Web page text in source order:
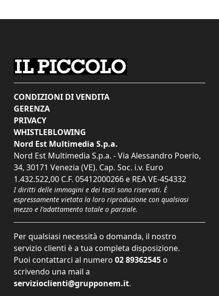
CONDIZIONI DI VENDITA
GERENZA
PRIVACY
WHISTLEBLOWING
Nord Est Multimedia S.p.a.
Nord Est Multimedia S.p.a. - Via Alessandro Poerio,
34, 30171 Venezia (VE). Cap. Soc. i.v. Euro
1.432.522,00 C.F. 05412000266 e REA VE-454332
I diritti delle immagini e dei testi sono riservati. È
espressamente vietata la loro riproduzione con qualsiasi
mezzo e l'adattamento totale o parziale.
Per qualsiasi necessità o domanda, il nostro
servizio clienti è a tua completa disposizione.
Puoi contattarci al numero 02 89362545 o
scrivendo una mail a
servizioclienti@grupponem.it.